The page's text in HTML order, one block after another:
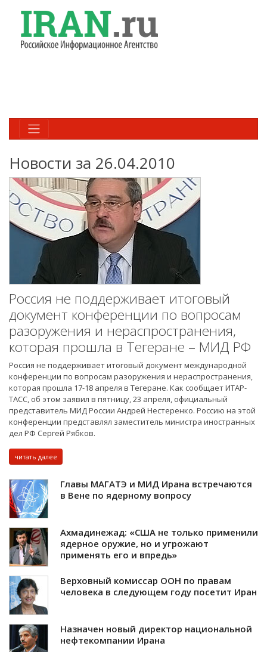
Новости за 26.04.2010
Россия не поддерживает итоговый
документ конференции по вопросам
разоружения и нераспространения,
которая прошла в Тегеране – МИД РФ
Россия не поддерживает итоговый документ международной
конференции по вопросам разоружения и нераспространения,
которая прошла 17-18 апреля в Тегеране. Как сообщает ИТАР-
ТАСС, об этом заявил в пятницу, 23 апреля, официальный
представитель МИД России Андрей Нестеренко. Россию на этой
конференции представлял заместитель министра иностранных
дел РФ Сергей Рябков.
читать далее
Главы МАГАТЭ и МИД Ирана встречаются
в Вене по ядерному вопросу
Ахмадинежад: «США не только применили
ядерное оружие, но и угрожают
применять его и впредь»
Верховный комиссар ООН по правам
человека в следующем году посетит Иран
Назначен новый директор национальной
нефтекомпании Ирана